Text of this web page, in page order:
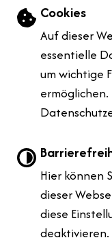
Cookies
Auf dieser
essentielle
um wichtige
Hier können
dieser
diese
deaktivieren.
71679 Asperg
Kontaktformular
08:00 Uhr bis
08:00 Uhr bis
08:00 Uhr bis
07:00 Uhr bis
Barrierefreie